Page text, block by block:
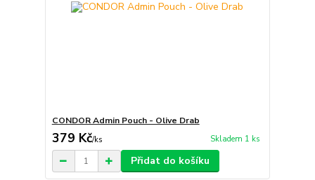
CONDOR Admin Pouch - Olive Drab
379 Kč/ks Skladem 1 ks
Přidat do košíku